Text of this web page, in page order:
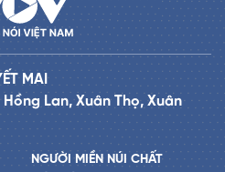
MAI
Lan, Xuân Thọ, Xuân
NGƯỜI MIỀN NÚI CHẤT